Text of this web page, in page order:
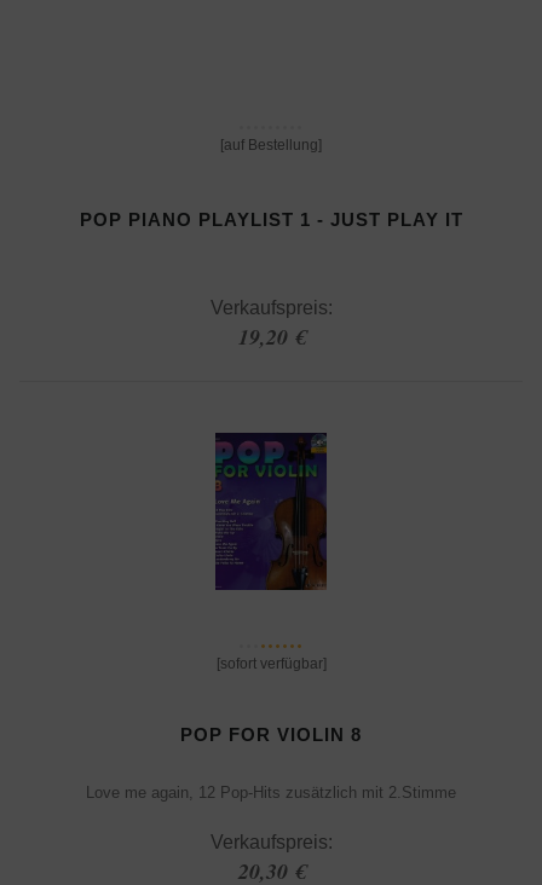
[auf Bestellung]
POP PIANO PLAYLIST 1 - JUST PLAY IT
Verkaufspreis:
19,20 €
[sofort verfügbar]
POP FOR VIOLIN 8
Love me again, 12 Pop-Hits zusätzlich mit 2.Stimme
Verkaufspreis:
20,30 €